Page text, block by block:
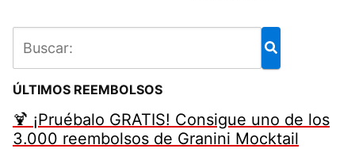
ÚLTIMOS REEMBOLSOS
🍹 ¡Pruébalo GRATIS! Consigue uno de los
3.000 reembolsos de Granini Mocktail